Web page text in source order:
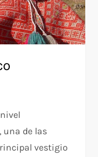
de las
vestigio